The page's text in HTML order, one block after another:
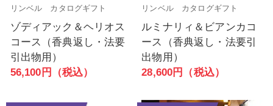
リンベル カタログギフト
ゾディアック＆ヘリオス
コース（香典返し・法要
引出物用）
56,100円（税込）
リンベル カタログギフト
ルミナリィ＆ビアンカコ
ース（香典返し・法要引
出物用）
28,600円（税込）